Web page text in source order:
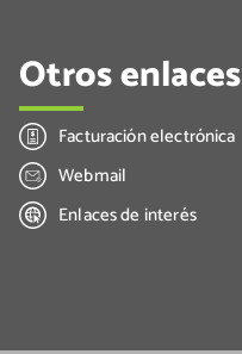
Otros enlaces
Facturación electrónica
Webmail
Enlaces de interés